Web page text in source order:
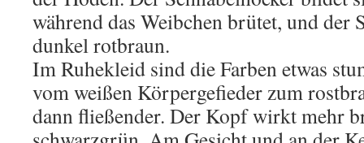
während das Weibchen brütet, und der
dunkel rotbraun.
Im Ruhekleid sind die Farben etwas
vom weißen Körpergefieder zum
dann fließender. Der Kopf wirkt mehr